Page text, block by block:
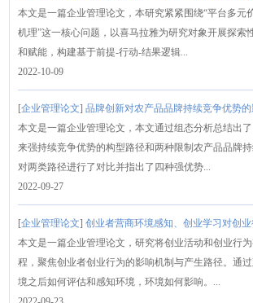
本文是一篇企业管理论文，本研究紧紧围绕“平台多元
机理”这一核心问题，以喜马拉雅为研究对象开展探索
和赋能，构建基于前提-行动-结果逻辑...
2022-10-09
[企业管理论文]品牌创新对农产品品牌持续竞争优势
本文是一篇企业管理论文，本文通过组态分析总结出
来强持续竞争优势的构型路径和两种限制农产品品牌持
对两类路径进行了对比并指出了四种强优势...
2022-09-27
[企业管理论文]创业者营商环境感知、创业学习对创
本文是一篇企业管理论文，研究将创业活动和创业行
程，聚焦创业者创业行为的影响机制与产生路径。通
境之后如何评估和感知环境，环境如何影响。...